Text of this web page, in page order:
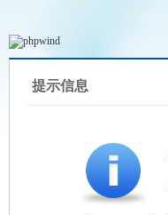
提示信息